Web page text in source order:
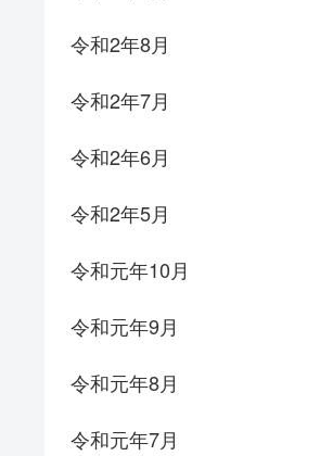
令和2年8月
令和2年7月
令和2年6月
令和2年5月
令和元年10月
令和元年9月
令和元年8月
令和元年7月